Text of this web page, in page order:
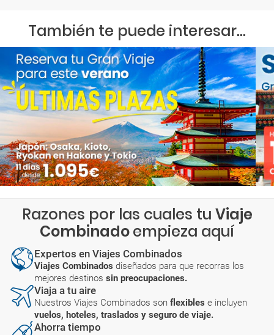
También te puede interesar...
Razones por las cuales tu Viaje
Combinadoempieza aquí
Expertos en Viajes Combinados
Viajes Combinados diseñados para que recorras los
mejores destinos sin preocupaciones.
Viaja a tu aire
Nuestros Viajes Combinados son flexibles e incluyen
vuelos, hoteles, traslados y seguro de viaje.
Ahorra tiempo